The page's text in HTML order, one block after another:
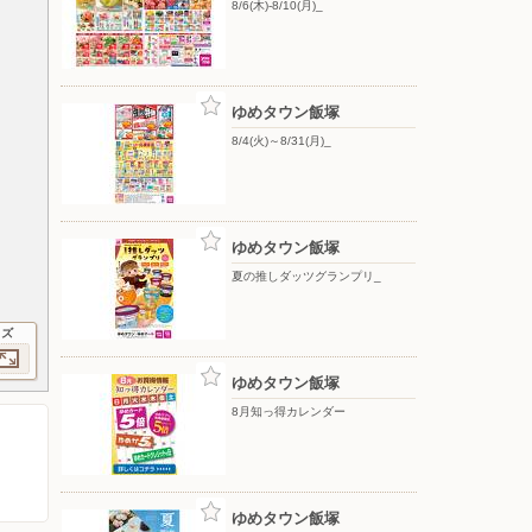
8/6(木)-8/10(月)_
ゆめタウン飯塚
8/4(火)～8/31(月)_
ゆめタウン飯塚
夏の推しダッツグランプリ_
ゆめタウン飯塚
8月知っ得カレンダー
ゆめタウン飯塚